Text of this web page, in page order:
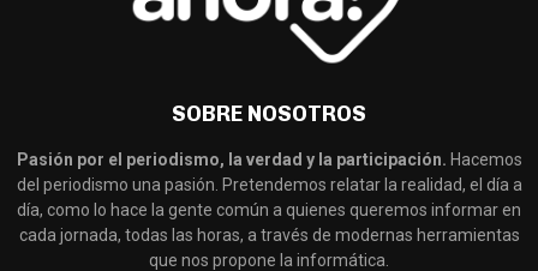
SOBRE NOSOTROS
Pasión por el periodismo, la verdad y la participación. Hacemos
del periodismo una pasión. Pretendemos relatar la realidad, el día a
día, como lo hace la gente común a quienes queremos informar en
cada jornada, todas las horas, a través de modernas herramientas
que nos propone la informática.